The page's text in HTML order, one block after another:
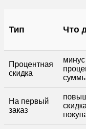
Тип Что
Процентная
скидка
минус
На первый
заказ